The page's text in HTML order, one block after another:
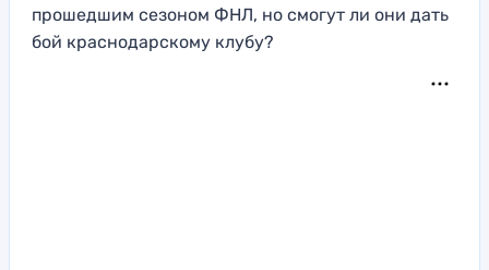
прошедшим сезоном ФНЛ, но смогут ли они дать
бой краснодарскому клубу?